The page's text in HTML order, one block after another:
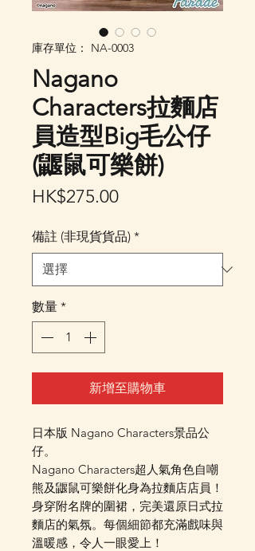
庫存單位： NA-0003
Nagano
Characters拉麵店
員造型Big毛公仔
(鼴鼠可樂餅)
HK$275.00價
備註 (非現貨貨品) *
數量 *
新增至購物車
日本版 Nagano Characters景品公
仔。
Nagano Characters超人氣角色自嘲
熊及鼴鼠可樂餅化身為拉麵店店員！
身穿附名牌的圍裙，完美還原日式拉
麵店的氣氛。每個細節都充滿戲味與
溫暖感，令人一眼愛上！